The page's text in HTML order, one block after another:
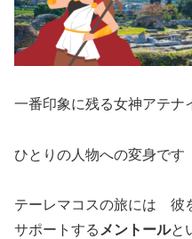
一番印象に残る女神アテナ
ひとりの人物への変身です
テーレマコスの旅には
サポートする メントールと